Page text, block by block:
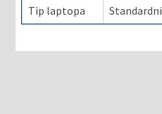
Tip laptopa Standardni